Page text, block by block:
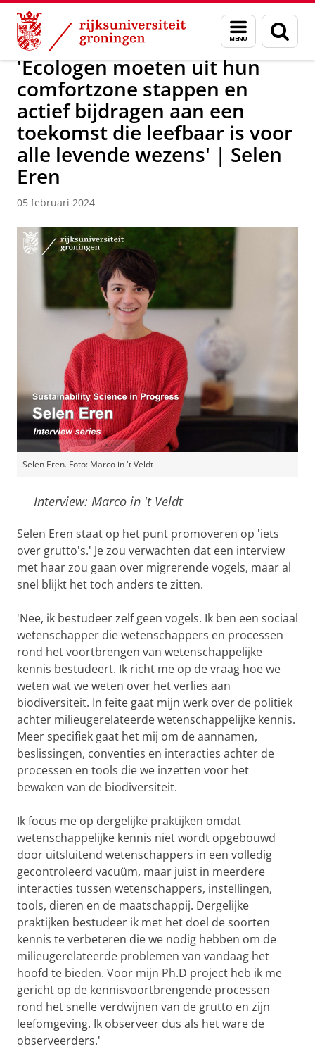
Skip
Content
Skip
Navigation
Menu
en
zoeken
Over ons Campus Fryslân
'Ecologen moeten uit hun
comfortzone stappen en
actief bijdragen aan een
toekomst die leefbaar is voor
alle levende wezens' | Selen
Eren
05 februari 2024
Selen Eren. Foto: Marco in 't Veldt
Interview: Marco in 't Veldt
Selen Eren staat op het punt promoveren op 'iets
over grutto's.' Je zou verwachten dat een interview
met haar zou gaan over migrerende vogels, maar al
snel blijkt het toch anders te zitten.
'Nee, ik bestudeer zelf geen vogels. Ik ben een sociaal
wetenschapper die wetenschappers en processen
rond het voortbrengen van wetenschappelijke
kennis bestudeert. Ik richt me op de vraag hoe we
weten wat we weten over het verlies aan
biodiversiteit. In feite gaat mijn werk over de politiek
achter milieugerelateerde wetenschappelijke kennis.
Meer specifiek gaat het mij om de aannamen,
beslissingen, conventies en interacties achter de
processen en tools die we inzetten voor het
bewaken van de biodiversiteit.
Ik focus me op dergelijke praktijken omdat
wetenschappelijke kennis niet wordt opgebouwd
door uitsluitend wetenschappers in een volledig
gecontroleerd vacuüm, maar juist in meerdere
interacties tussen wetenschappers, instellingen,
tools, dieren en de maatschappij. Dergelijke
praktijken bestudeer ik met het doel de soorten
kennis te verbeteren die we nodig hebben om de
milieugerelateerde problemen van vandaag het
hoofd te bieden. Voor mijn Ph.D project heb ik me
gericht op de kennisvoortbrengende processen
rond het snelle verdwijnen van de grutto en zijn
leefomgeving. Ik observeer dus als het ware de
observeerders.'